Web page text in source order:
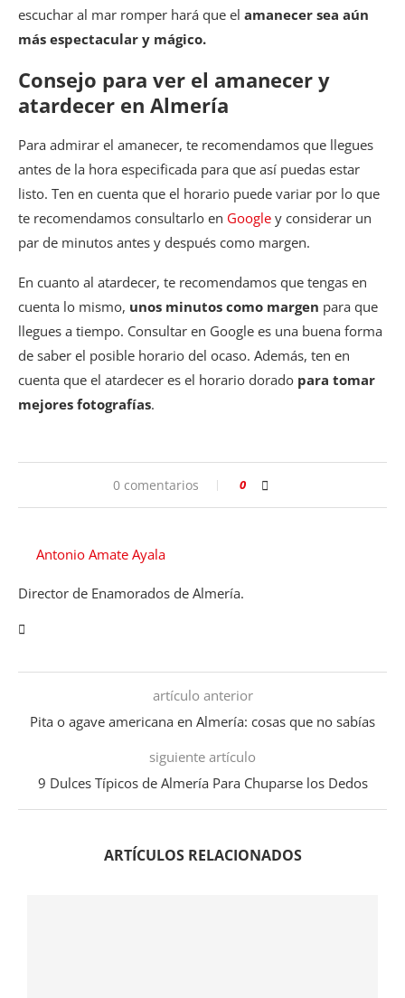
escuchar al mar romper hará que el amanecer sea aún
más espectacular y mágico.
Consejo para ver el amanecer y
atardecer en Almería
Para admirar el amanecer, te recomendamos que llegues
antes de la hora especificada para que así puedas estar
listo. Ten en cuenta que el horario puede variar por lo que
te recomendamos consultarlo en Google y considerar un
par de minutos antes y después como margen.
En cuanto al atardecer, te recomendamos que tengas en
cuenta lo mismo, unos minutos como margen para que
llegues a tiempo. Consultar en Google es una buena forma
de saber el posible horario del ocaso. Además, ten en
cuenta que el atardecer es el horario dorado para tomar
mejores fotografías.
0 comentarios 0
Antonio Amate Ayala
Director de Enamorados de Almería.
artículo anterior
Pita o agave americana en Almería: cosas que no sabías
siguiente artículo
9 Dulces Típicos de Almería Para Chuparse los Dedos
ARTÍCULOS RELACIONADOS